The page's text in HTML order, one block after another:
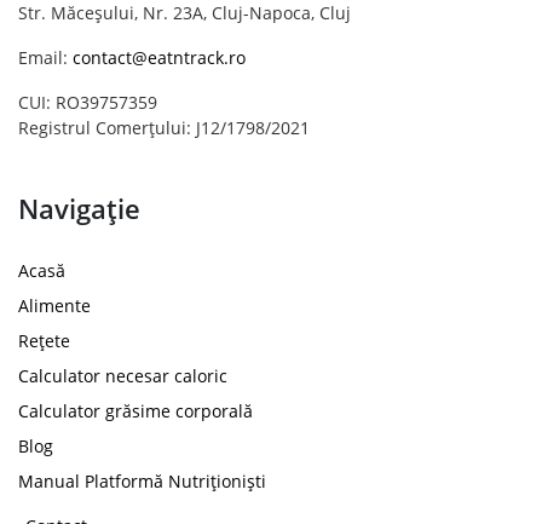
Str. Măceșului, Nr. 23A, Cluj-Napoca, Cluj
Email: contact@eatntrack.ro
CUI: RO39757359
Registrul Comerțului: J12/1798/2021
Navigație
Acasă
Alimente
Rețete
Calculator necesar caloric
Calculator grăsime corporală
Blog
Manual Platformă Nutriționiști